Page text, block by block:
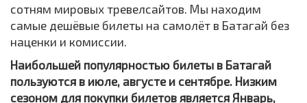
сотням мировых тревелсайтов. Мы находим
самые дешёвые билеты на самолёт в Батагай без
наценки и комиссии.
Наибольшей популярностью билеты в Батагай
пользуются в июле, августе и сентябре. Низким
сезоном для покупки билетов является Январь,